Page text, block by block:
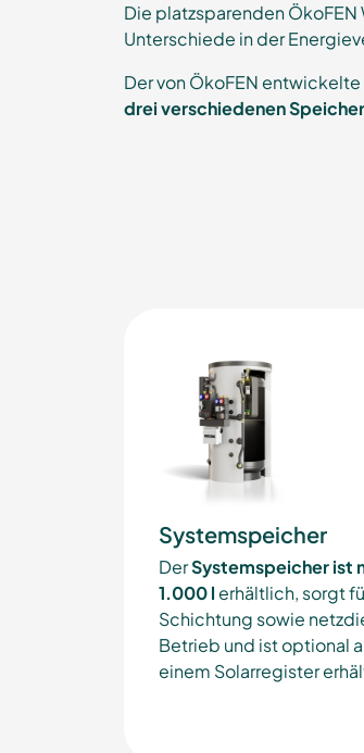
Die platzsparenden
Unterschiede in der
Der von ÖkoFEN
drei verschiedenen
Systemspeicher
DerSystemspeicher ist
1.000 lerhältlich, sorgt
Schichtung sowie
Betrieb und ist optional
einem Solarregister